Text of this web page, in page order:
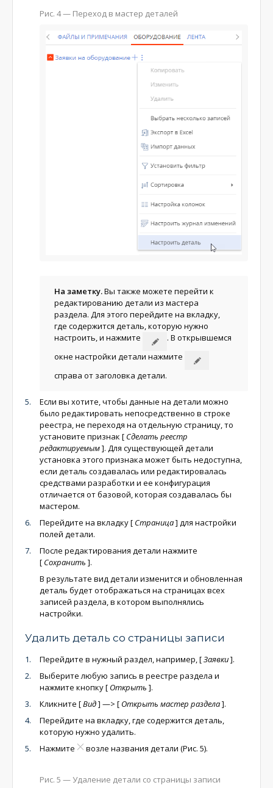
Рис. 4 — Переход в мастер деталей
На заметку.Вы также можете перейти к
редактированию детали из мастера
раздела. Для этого перейдите на вкладку,
где содержится деталь, которую нужно
настроить, и нажмите
. В открывшемся
окне настройки детали нажмите
справа от заголовка детали.
Если вы хотите, чтобы данные на детали можно
было редактировать непосредственно в строке
реестра, не переходя на отдельную страницу, то
установите признак [ Сделать реестр
редактируемым]. Для существующей детали
установка этого признака может быть недоступна,
если деталь создавалась или редактировалась
средствами разработки и ее конфигурация
отличается от базовой, которая создавалась бы
мастером.
Перейдите на вкладку[ Страница] для настройки
полей детали.
После редактирования детали нажмите
[ Сохранить ].
В результате вид детали изменится и обновленная
деталь будет отображаться на страницах всех
записей раздела, в котором выполнялись
настройки.
Удалить деталь со страницы записи
Перейдите в нужный раздел, например,[Заявки].
Выберите любую запись в реестре раздела и
нажмите кнопку[ Открыть ].
Кликните [Вид] —> [ Открыть мастер раздела].
Перейдите на вкладку, где содержится деталь,
которую нужно удалить.
Нажмите
возле названия детали (Рис. 5).
Рис. 5 — Удаление детали со страницы записи